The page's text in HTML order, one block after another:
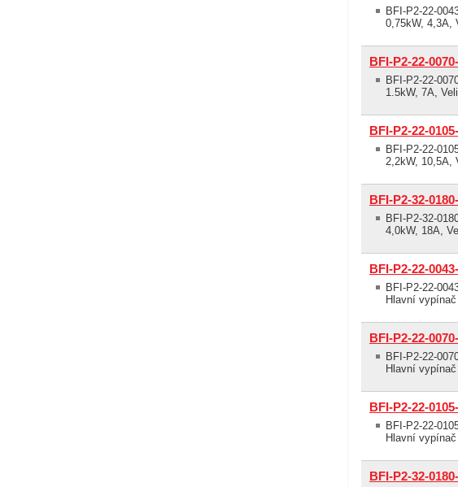
BFI-P2-22-
0,75kW, 4,3A,
BFI-P2-22-
BFI-P2-22-
1.5kW, 7A,
BFI-P2-22-
BFI-P2-22-
2,2kW, 10,5A,
BFI-P2-32-
BFI-P2-32-
4,0kW, 18A,
BFI-P2-22-
BFI-P2-22-
Hlavní
BFI-P2-22-
BFI-P2-22-
Hlavní
BFI-P2-22-
BFI-P2-22-
Hlavní
BFI-P2-32-